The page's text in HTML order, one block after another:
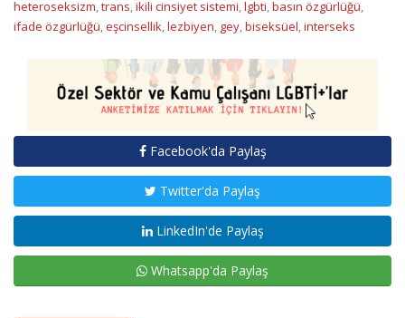
heteroseksizm,trans,ikili cinsiyet sistemi,lgbti,basın özgürlüğü,
ifade özgürlüğü,eşcinsellik,lezbiyen, gey,biseksüel,interseks
Facebook'da Paylaş
Twitter'da Paylaş
LinkedIn'de Paylaş
Whatsapp'da Paylaş